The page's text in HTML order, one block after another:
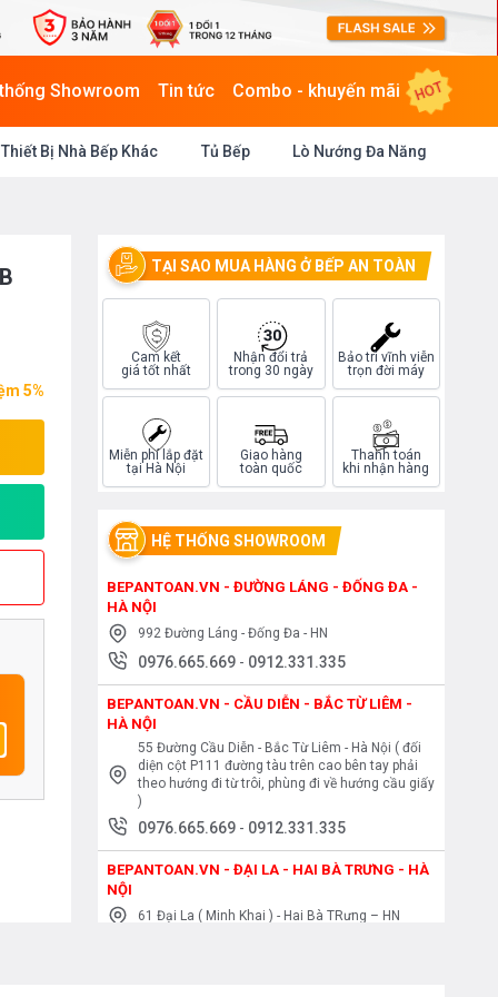
Showroom Tin tức Combo - khuyến mãi HOT
Thiết Bị Nhà Bếp Khác Tủ Bếp Lò Nướng Đa Năng
5%
TẠI SAO MUA HÀNG Ở BẾP AN TOÀN
Cam kết
giá tốt nhất
Nhận đổi trả
trong 30 ngày
Bảo trì vĩnh viễn
trọn đời máy
Miễn phí lắp đặt
tại Hà Nội
Giao hàng
toàn quốc
Thanh toán
khi nhận hàng
HỆ THỐNG SHOWROOM
BEPANTOAN.VN - ĐƯỜNG LÁNG - ĐỐNG ĐA -
HÀ NỘI
992 Đường Láng - Đống Đa - HN
0976.665.669 - 0912.331.335
BEPANTOAN.VN - CẦU DIỄN - BẮC TỪ LIÊM -
HÀ NỘI
55 Đường Cầu Diễn - Bắc Từ Liêm - Hà Nội ( đối
diện cột P111 đường tàu trên cao bên tay phải
theo hướng đi từ trôi, phùng đi về hướng cầu giấy
)
0976.665.669 - 0912.331.335
BEPANTOAN.VN - ĐẠI LA - HAI BÀ TRƯNG - HÀ
NỘI
61 Đại La ( Minh Khai ) - Hai Bà TRưng – HN